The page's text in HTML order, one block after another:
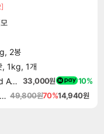
2봉
, 1kg, 1개
드래곤소드 어웨이크닝 DragonSword Awakening 33,000원 10%
옥토패스 트래블러 II Octopath Traveler II 49,800원70%14,940원